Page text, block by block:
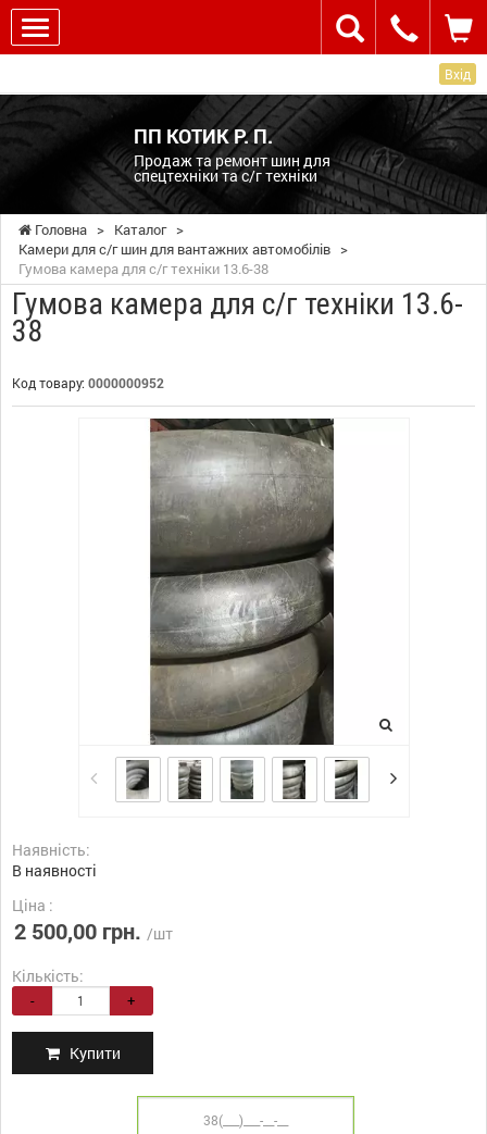
Вхід
ПП КОТИК Р. П.
Продаж та ремонт шин для
спецтехніки та с/г техніки
Головна > Каталог >
Камери для с/г шин для вантажних автомобілів >
Гумова камера для с/г техніки 13.6-38
Гумова камера для с/г техніки 13.6-
38
Код товару: 0000000952
Наявність:
В наявності
Ціна :
2 500,00 грн. /шт
Кількість:
- +
Купити